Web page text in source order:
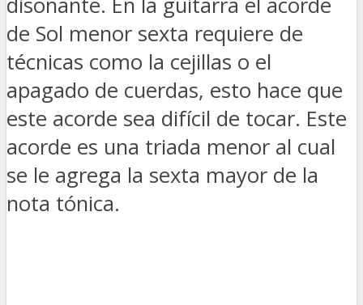
de Sol menor sexta requiere de
técnicas como la cejillas o el
apagado de cuerdas, esto hace que
este acorde sea difícil de tocar. Este
acorde es una triada menor al cual
se le agrega la sexta mayor de la
nota tónica.